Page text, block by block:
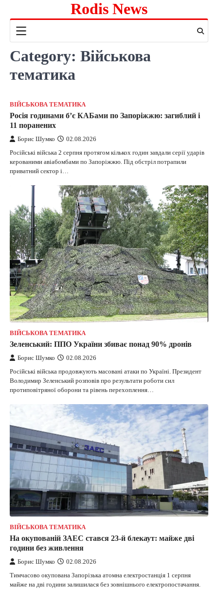
content
Rodis News
Category: Військова
тематика
ВІЙСЬКОВА ТЕМАТИКА
Росія годинами б’є КАБами по Запоріжжю: загиблий і
11 поранених
Борис Шумко 02.08.2026
Російські війська 2 серпня протягом кількох годин завдали серії ударів
керованими авіабомбами по Запоріжжю. Під обстріл потрапили
приватний сектор і…
ВІЙСЬКОВА ТЕМАТИКА
Зеленський: ППО України збиває понад 90% дронів
Борис Шумко 02.08.2026
Російські війська продовжують масовані атаки по Україні. Президент
Володимир Зеленський розповів про результати роботи сил
протиповітряної оборони та рівень перехоплення…
ВІЙСЬКОВА ТЕМАТИКА
На окупованій ЗАЕС стався 23-й блекаут: майже дві
години без живлення
Борис Шумко 02.08.2026
Тимчасово окупована Запорізька атомна електростанція 1 серпня
майже на дві години залишилася без зовнішнього електропостачання.